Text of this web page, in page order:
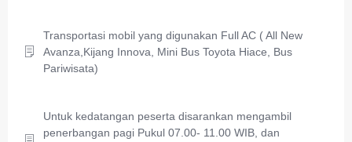
Transportasi mobil yang digunakan Full AC ( All New
Avanza,Kijang Innova, Mini Bus Toyota Hiace, Bus
Pariwisata)
Untuk kedatangan peserta disarankan mengambil
penerbangan pagi Pukul 07.00- 11.00 WIB, dan